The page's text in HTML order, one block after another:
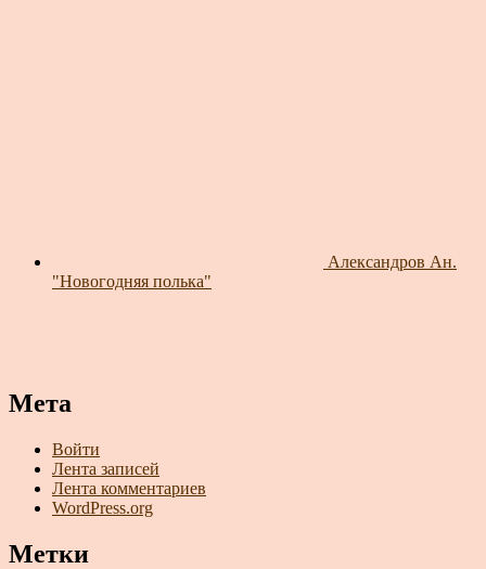
Александров Ан.
"Новогодняя полька"
Мета
Войти
Лента записей
Лента комментариев
WordPress.org
Метки